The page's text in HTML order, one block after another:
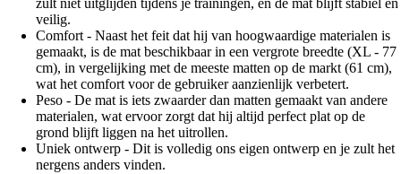
zult niet uitglijden tijdens je trainingen, en de mat blijft stabiel en
veilig.
Comfort - Naast het feit dat hij van hoogwaardige materialen is
gemaakt, is de mat beschikbaar in een vergrote breedte (XL - 77
cm), in vergelijking met de meeste matten op de markt (61 cm),
wat het comfort voor de gebruiker aanzienlijk verbetert.
Peso - De mat is iets zwaarder dan matten gemaakt van andere
materialen, wat ervoor zorgt dat hij altijd perfect plat op de
grond blijft liggen na het uitrollen.
Uniek ontwerp - Dit is volledig ons eigen ontwerp en je zult het
nergens anders vinden.